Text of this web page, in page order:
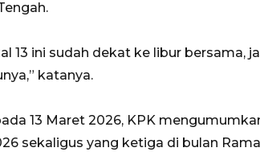
13 ini sudah dekat ke libur bersama,
katanya.
13 Maret 2026, KPK
sekaligus yang ketiga di bulan